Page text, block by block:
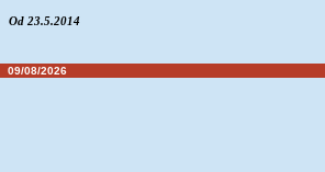
Od 23.5.2014
09/08/2026